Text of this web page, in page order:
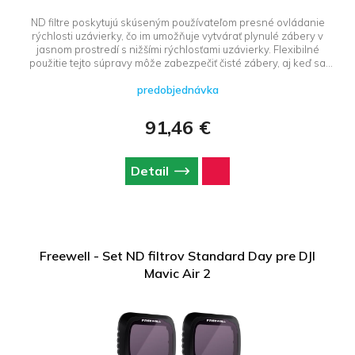
ND filtre poskytujú skúseným používateľom presné ovládanie
rýchlosti uzávierky, čo im umožňuje vytvárať plynulé zábery v
jasnom prostredí s nižšími rýchlosťami uzávierky. Flexibilné
použitie tejto súpravy môže zabezpečiť čisté zábery, aj keď sa
predobjednávka
91,46 €
Detail
Freewell - Set ND filtrov Standard Day pre DJI
Mavic Air 2